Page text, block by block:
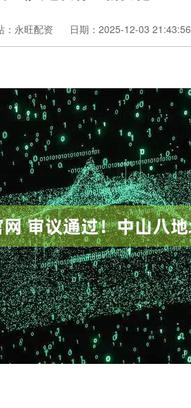
：永旺配资 日期：2025-12-03 21:43:56